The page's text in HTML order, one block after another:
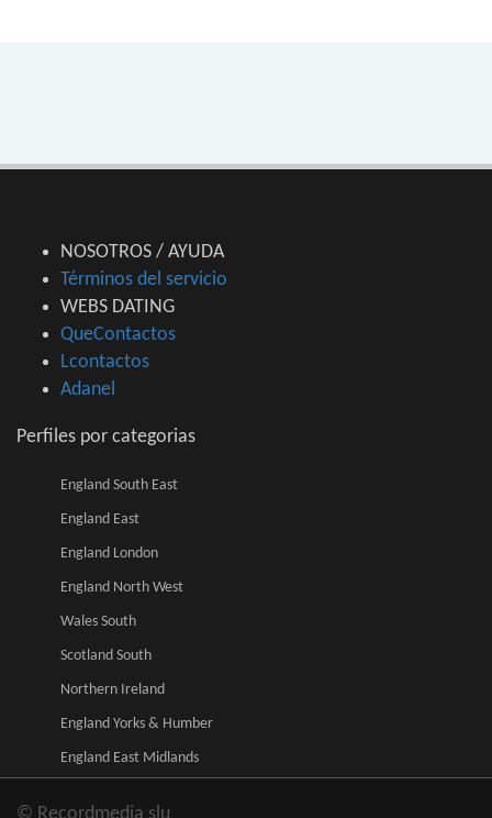
NOSOTROS / AYUDA
Términos del servicio
WEBS DATING
QueContactos
Lcontactos
Adanel
Perfiles por categorias
England South East
England East
England London
England North West
Wales South
Scotland South
Northern Ireland
England Yorks & Humber
England East Midlands